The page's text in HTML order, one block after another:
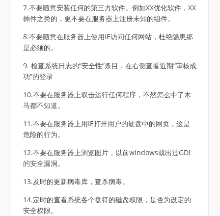
7.不要随意安装任何的第三方软件。例如XX优化软件，XX
插件之类的，更不要在服务器上注册未知的组件。
8.不要随意在服务器上使用IE访问任何网站，杜绝隐患那
是必须的。
9. 检查系统日志的“安全性”条目，在右侧查看近期“审核成
功”的登录
10.不要在服务器上双击运行任何程序，不然怎么中了木
马都不知道。
11.不要在服务器上用IE打开用户的硬盘中的网页，这是
危险的行为。
12.不要在服务器上浏览图片，以前windows就出过GDI
的安全漏洞。
13.及时的更新病毒库，查杀病毒。
14.定时的查看系统各个盘符的磁盘权限，是否为设定的
安全权限。